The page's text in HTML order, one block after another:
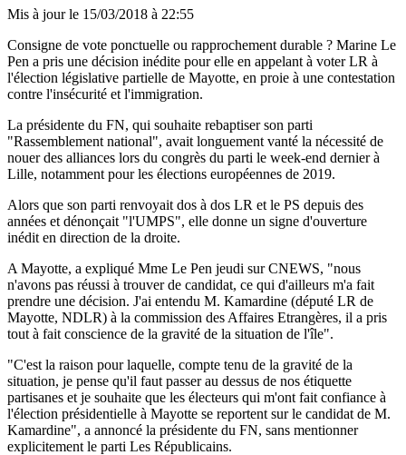
Mis à jour le 15/03/2018 à 22:55
Consigne de vote ponctuelle ou rapprochement durable ? Marine Le
Pen a pris une décision inédite pour elle en appelant à voter LR à
l'élection législative partielle de Mayotte, en proie à une contestation
contre l'insécurité et l'immigration.
La présidente du FN, qui souhaite rebaptiser son parti
"Rassemblement national", avait longuement vanté la nécessité de
nouer des alliances lors du congrès du parti le week-end dernier à
Lille, notamment pour les élections européennes de 2019.
Alors que son parti renvoyait dos à dos LR et le PS depuis des
années et dénonçait "l'UMPS", elle donne un signe d'ouverture
inédit en direction de la droite.
A Mayotte, a expliqué Mme Le Pen jeudi sur CNEWS, "nous
n'avons pas réussi à trouver de candidat, ce qui d'ailleurs m'a fait
prendre une décision. J'ai entendu M. Kamardine (député LR de
Mayotte, NDLR) à la commission des Affaires Etrangères, il a pris
tout à fait conscience de la gravité de la situation de l'île".
"C'est la raison pour laquelle, compte tenu de la gravité de la
situation, je pense qu'il faut passer au dessus de nos étiquette
partisanes et je souhaite que les électeurs qui m'ont fait confiance à
l'élection présidentielle à Mayotte se reportent sur le candidat de M.
Kamardine", a annoncé la présidente du FN, sans mentionner
explicitement le parti Les Républicains.